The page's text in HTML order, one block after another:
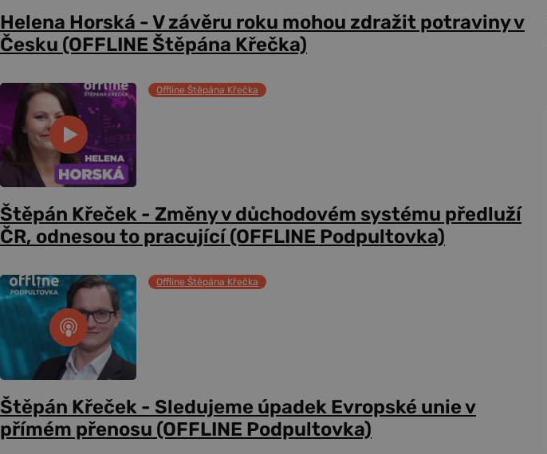
Helena Horská - V závěru roku mohou zdražit potraviny v
Česku (OFFLINE Štěpána Křečka)
Offline Štěpána Křečka
Štěpán Křeček - Změny v důchodovém systému předluží
ČR, odnesou to pracující (OFFLINE Podpultovka)
Offline Štěpána Křečka
Štěpán Křeček - Sledujeme úpadek Evropské unie v
přímém přenosu (OFFLINE Podpultovka)